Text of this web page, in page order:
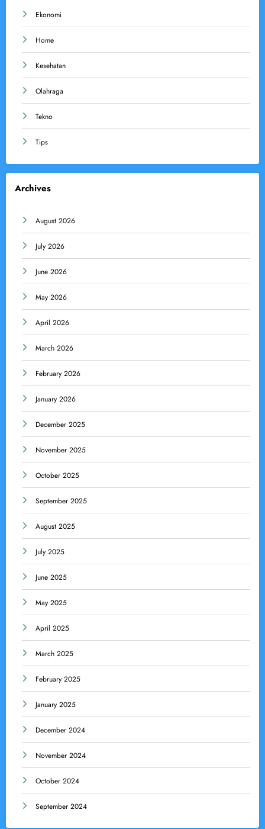
Ekonomi
Home
Kesehatan
Olahraga
Tekno
Tips
Archives
August 2026
July 2026
June 2026
May 2026
April 2026
March 2026
February 2026
January 2026
December 2025
November 2025
October 2025
September 2025
August 2025
July 2025
June 2025
May 2025
April 2025
March 2025
February 2025
January 2025
December 2024
November 2024
October 2024
September 2024